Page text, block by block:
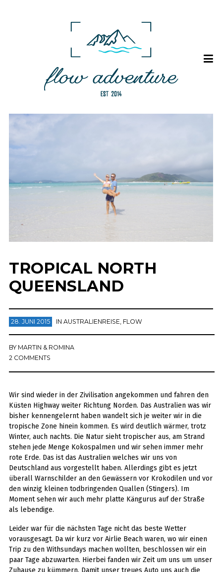
TROPICAL NORTH
QUEENSLAND
28. JUNI 2015 IN AUSTRALIENREISE FLOW
BY MARTIN & ROMINA
2 COMMENTS
Wir sind wieder in der Zivilisation angekommen und fahren den
Küsten Highway weiter Richtung Norden. Das Australien was wir
bisher kennengelernt haben wandelt sich je weiter wir in die
tropische Zone hinein kommen. Es wird deutlich wärmer, trotz
Winter, auch nachts. Die Natur sieht tropischer aus, am Strand
stehen jede Menge Kokospalmen und wir sehen immer mehr
rote Erde. Das ist das Australien welches wir uns von
Deutschland aus vorgestellt haben. Allerdings gibt es jetzt
überall Warnschilder an den Gewässern vor Krokodilen und vor
den winzig kleinen todbringenden Quallen (Stingers). Im
Moment sehen wir auch mehr platte Kängurus auf der Straße
als lebendige.
Leider war für die nächsten Tage nicht das beste Wetter
vorausgesagt. Da wir kurz vor Airlie Beach waren, wo wir einen
Trip zu den Withsundays machen wollten, beschlossen wir ein
paar Tage abzuwarten. Hierbei fanden wir Zeit um uns um unser